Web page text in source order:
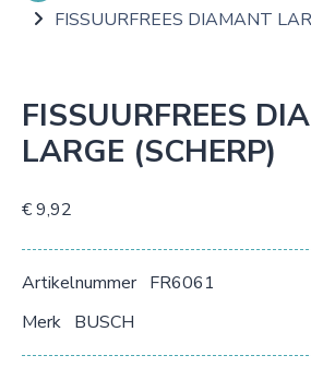
FISSUURFREES DIAMANT
FISSUURFREES
LARGE (SCHERP)
€ 9,92
Artikelnummer FR6061
Merk BUSCH